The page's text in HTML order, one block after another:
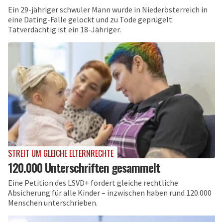
Ein 29-jähriger schwuler Mann wurde in Niederösterreich in
eine Dating-Falle gelockt und zu Tode geprügelt.
Tatverdächtig ist ein 18-Jähriger.
STREIT UM GLEICHE ELTERNRECHTE
120.000 Unterschriften gesammelt
Eine Petition des LSVD+ fordert gleiche rechtliche
Absicherung für alle Kinder – inzwischen haben rund 120.000
Menschen unterschrieben.